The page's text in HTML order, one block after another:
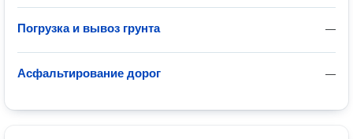
—
Погрузка и вывоз грунта
—
Асфальтирование дорог